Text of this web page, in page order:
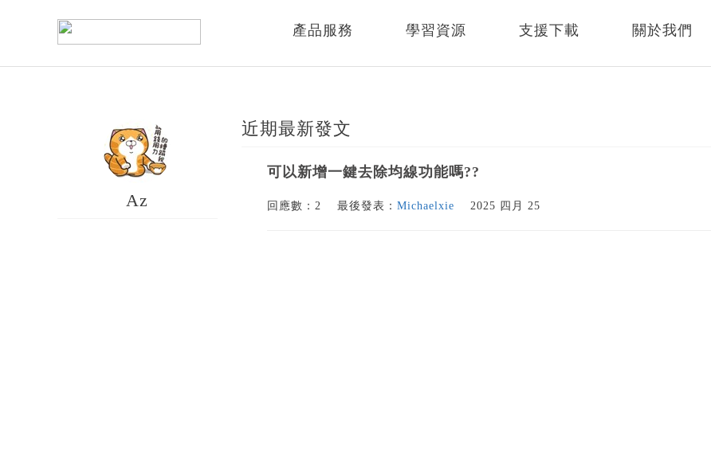
產品服務 學習資源 支援下載 關於我們
Az
近期最新發文
可以新增一鍵去除均線功能嗎??
回應數：2 最後發表： Michaelxie 2025 四月 25